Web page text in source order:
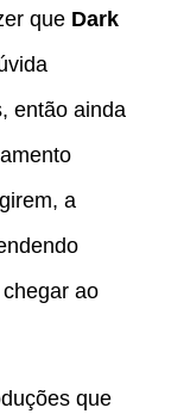
que Dark
então ainda
a
ao
que